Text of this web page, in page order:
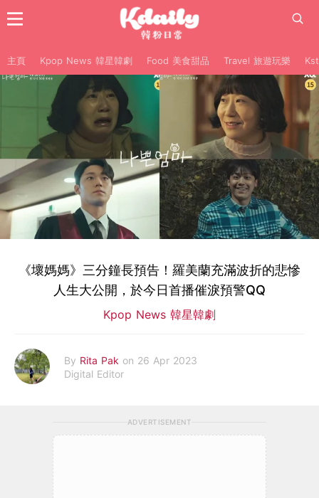
主頁 Kpop News 韓星韓劇 Food 美食甜品 Travel 旅遊玩樂
《壞媽媽》三分鐘長預告！羅美蘭充滿波折的悲慘
人生大公開，於今日首播催淚預警QQ
Kpop News 韓星韓劇
By Rita Pak on 26 Apr 2023
Digital Editor
ADVERTISEMENT